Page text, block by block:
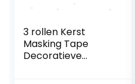
3 rollen Kerst
Masking Tape
Decoratieve